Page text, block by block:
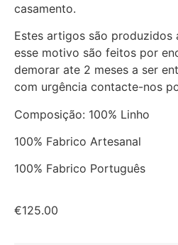
casamento.
Estes artigos são produzidos
esse motivo são feitos por
demorar ate 2 meses a ser
com urgência contacte-nos
Composição: 100% Linho
100% Fabrico Artesanal
100% Fabrico Português
€125.00